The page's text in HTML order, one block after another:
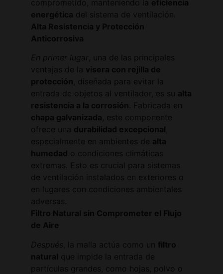
comprometido, manteniendo la eficiencia
energética del sistema de ventilación.
Alta Resistencia y Protección
Anticorrosiva
En primer lugar , una de las principales
ventajas de la visera con rejilla de
protección, diseñada para evitar la
entrada de objetos al ventilador, es su alta
resistencia a la corrosión . Fabricada en
chapa galvanizada, este componente
ofrece una durabilidad excepcional,
especialmente en ambientes de alta
humedad o condiciones climáticas
extremas. Esto es crucial para sistemas
de ventilación instalados en exteriores o
en lugares con condiciones ambientales
adversas.
Filtro Natural sin Comprometer el Flujo
de Aire
Después , la malla actúa como un filtro
natural que impide la entrada de
partículas grandes, como hojas, polvo o